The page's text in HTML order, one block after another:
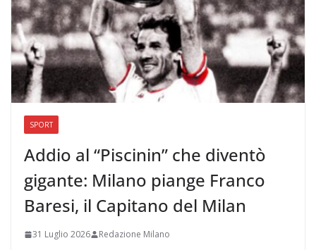
SPORT
Addio al “Piscinin” che diventò
gigante: Milano piange Franco
Baresi, il Capitano del Milan
31 Luglio 2026 Redazione Milano